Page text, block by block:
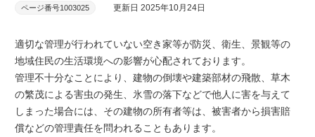
ページ番号1003025 更新日 2025年10月24日
適切な管理が行われていない空き家等が防災、衛生、景観等の
地域住民の生活環境への影響が心配されております。
管理不十分なことにより、建物の倒壊や建築部材の飛散、草木
の繁茂による害虫の発生、氷雪の落下などで他人に害を与えて
しまった場合には、その建物の所有者等は、被害者から損害賠
償などの管理責任を問われることもあります。